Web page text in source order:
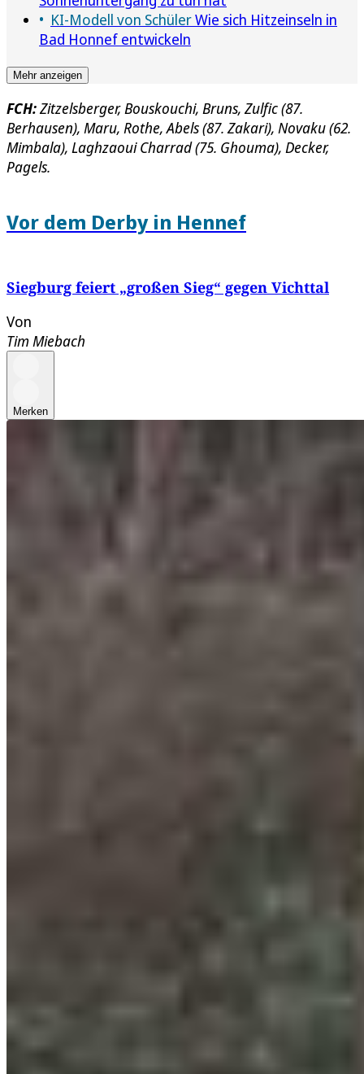
KI-Modell von SchülerWie sich Hitzeinseln in
Bad Honnef entwickeln
Mehr anzeigen
FCH:Zitzelsberger, Bouskouchi, Bruns, Zulfic (87.
Berhausen), Maru, Rothe, Abels (87. Zakari), Novaku (62.
Mimbala), Laghzaoui Charrad (75. Ghouma), Decker,
Pagels.
Vor dem Derby in Hennef
Siegburg feiert „großen Sieg“ gegen Vichttal
Von
Tim Miebach
Merken